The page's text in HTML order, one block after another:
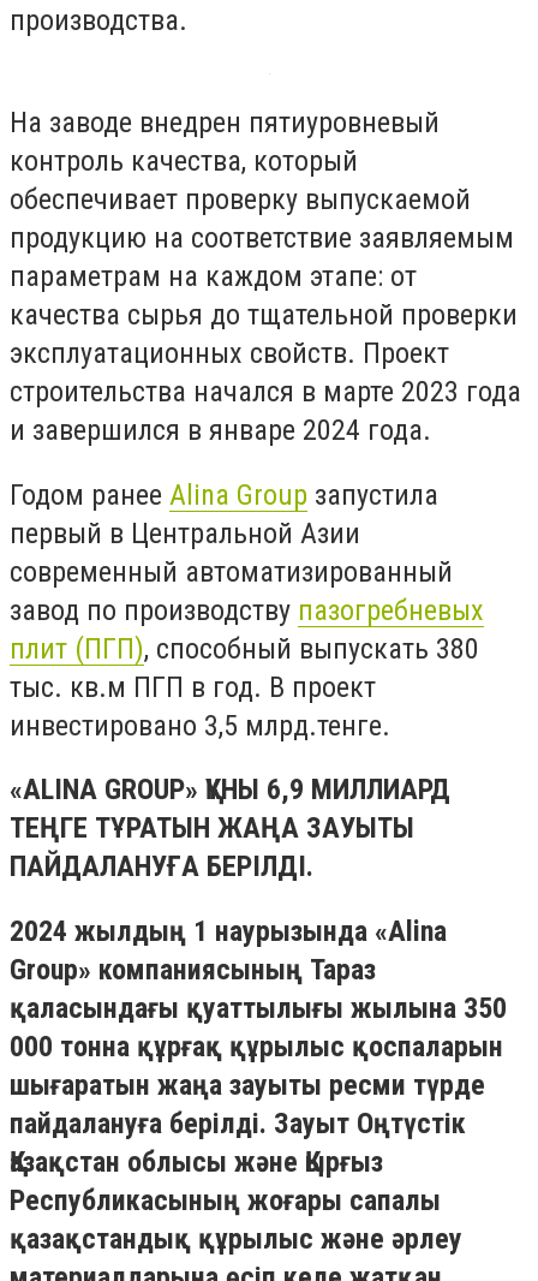
производства.
На заводе внедрен пятиуровневый
контроль качества, который
обеспечивает проверку выпускаемой
продукцию на соответствие заявляемым
параметрам на каждом этапе: от
качества сырья до тщательной проверки
эксплуатационных свойств. Проект
строительства начался в марте 2023 года
и завершился в январе 2024 года.
Годом ранее Alina Group запустила
первый в Центральной Азии
современный автоматизированный
завод по производству пазогребневых
плит (ПГП), способный выпускать 380
тыс. кв.м ПГП в год. В проект
инвестировано 3,5 млрд.тенге.
«ALINA GROUP» ҚҰНЫ 6,9 МИЛЛИАРД
ТЕҢГЕ ТҰРАТЫН ЖАҢА ЗАУЫТЫ
ПАЙДАЛАНУҒА БЕРІЛДІ.
2024 жылдың 1 наурызында «Alina
Group» компаниясының Тараз
қаласындағы қуаттылығы жылына 350
000 тонна құрғақ құрылыс қоспаларын
шығаратын жаңа зауыты ресми түрде
пайдалануға берілді. Зауыт Оңтүстік
Қазақстан облысы және Қырғыз
Республикасының жоғары сапалы
қазақстандық құрылыс және әрлеу